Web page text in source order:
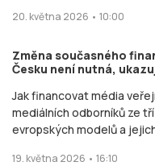
20. května 2026 • 10:00
Změna současného
Česku není nutná,
Jak financovat média
mediálních odborníků ze
evropských modelů a
19. května 2026 • 16:10